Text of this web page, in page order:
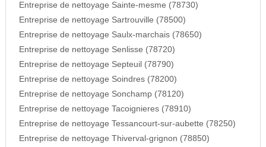
Entreprise de nettoyage Sainte-mesme (78730)
Entreprise de nettoyage Sartrouville (78500)
Entreprise de nettoyage Saulx-marchais (78650)
Entreprise de nettoyage Senlisse (78720)
Entreprise de nettoyage Septeuil (78790)
Entreprise de nettoyage Soindres (78200)
Entreprise de nettoyage Sonchamp (78120)
Entreprise de nettoyage Tacoignieres (78910)
Entreprise de nettoyage Tessancourt-sur-aubette (78250)
Entreprise de nettoyage Thiverval-grignon (78850)